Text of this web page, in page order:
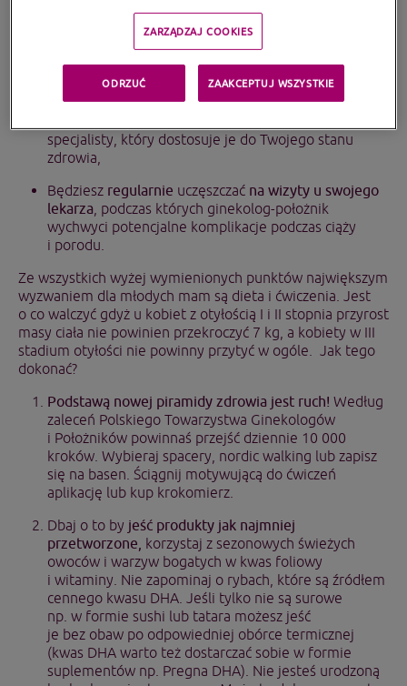
dbałość o codzienną dietę i właściwą
suplementację kwasem foliowym, żelazem,
witaminą D, kwasami DHA(zawartych
np. w preparacie Pregna Plus),
Zaczniesz wykonywać bezpieczne dla siebie
specjalisty, który dostosuje je do Twojego stanu
zdrowia,
Będziesz regularnie uczęszczać na wizyty u swojego
lekarza , podczas których ginekolog-położnik
wychwyci potencjalne komplikacje podczas ciąży
i porodu.
Ze wszystkich wyżej wymienionych punktów największym
wyzwaniem dla młodych mam są dieta i ćwiczenia. Jest
o co walczyć gdyż u kobiet z otyłością I i II stopnia przyrost
masy ciała nie powinien przekroczyć 7 kg, a kobiety w III
stadium otyłości nie powinny przytyć w ogóle. Jak tego
dokonać?
Podstawą nowej piramidy zdrowia jest ruch! Według
zaleceń Polskiego Towarzystwa Ginekologów
i Położników powinnaś przejść dziennie 10 000
kroków. Wybieraj spacery, nordic walking lub zapisz
się na basen. Ściągnij motywującą do ćwiczeń
aplikację lub kup krokomierz.
Dbaj o to by jeść produkty jak najmniej
przetworzone, korzystaj z sezonowych świeżych
owoców i warzyw bogatych w kwas foliowy
i witaminy. Nie zapominaj o rybach, które są źródłem
cennego kwasu DHA. Jeśli tylko nie są surowe
np. w formie sushi lub tatara możesz jeść
je bez obaw po odpowiedniej obórce termicznej
(kwas DHA warto też dostarczać sobie w formie
suplementów np. Pregna DHA). Nie jesteś urodzoną
ZARZĄDZAJ COOKIES
ODRZUĆ ZAAKCEPTUJ WSZYSTKIE